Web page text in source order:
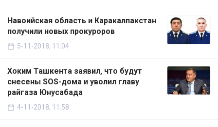
Навоийская область и Каракалпакстан
получили новых прокуроров
5-11-2018, 11:04
Хоким Ташкента заявил, что будут
снесены SOS-дома и уволил главу
райгаза Юнусабада
4-11-2018, 11:58